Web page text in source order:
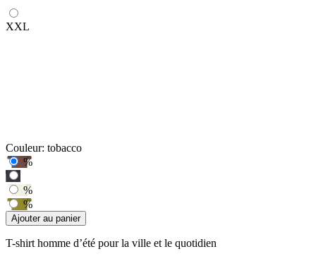
XXL
Couleur: tobacco
%
%
%
Ajouter au panier
T-shirt homme d’été pour la ville et le quotidien